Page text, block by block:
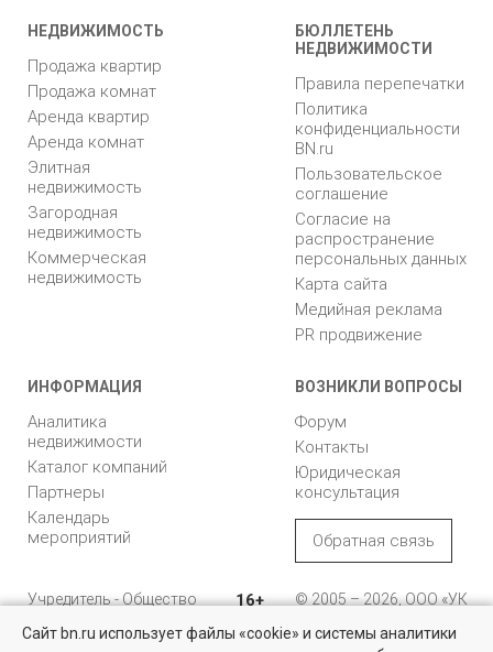
НЕДВИЖИМОСТЬ
Продажа квартир
Продажа комнат
Аренда квартир
Аренда комнат
Элитная
недвижимость
Загородная
недвижимость
Коммерческая
недвижимость
БЮЛЛЕТЕНЬ
НЕДВИЖИМОСТИ
Правила перепечатки
Политика
конфиденциальности
BN.ru
Пользовательское
соглашение
Согласие на
распространение
персональных данных
Карта сайта
Медийная реклама
PR продвижение
ИНФОРМАЦИЯ
Аналитика
недвижимости
Каталог компаний
Партнеры
Календарь
мероприятий
ВОЗНИКЛИ ВОПРОСЫ
Форум
Контакты
Юридическая
консультация
Обратная связь
Учредитель - Общество
ответственностью
16+
© 2005 – 2026, ООО «УК
Сайт bn.ru использует файлы «cookie» и системы аналитики